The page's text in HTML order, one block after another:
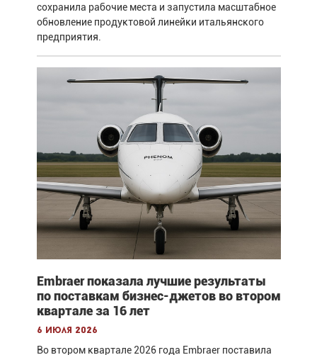
сохранила рабочие места и запустила масштабное
обновление продуктовой линейки итальянского
предприятия.
Embraer показала лучшие результаты
по поставкам бизнес-джетов во втором
квартале за 16 лет
6 июля 2026
Во втором квартале 2026 года Embraer поставила